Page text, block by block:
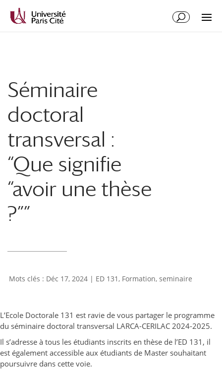
contenu
Séminaire
doctoral
transversal :
“Que signifie
“avoir une thèse
?””
Déc 17, 2024 | ED 131, Formation, seminaire
L’Ecole Doctorale 131 est ravie de vous partager le programme
du séminaire doctoral transversal LARCA-CERILAC 2024-2025.
Il s’adresse à tous les étudiants inscrits en thèse de l’ED 131, il
est également accessible aux étudiants de Master souhaitant
poursuivre dans cette voie.